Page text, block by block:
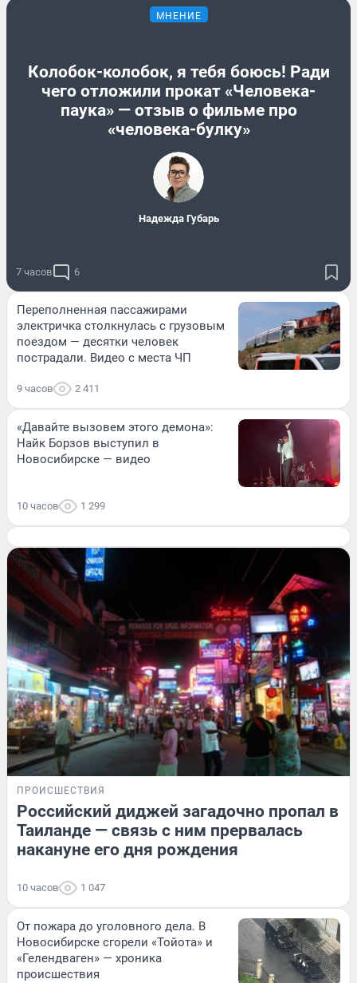
МНЕНИЕ
Колобок-колобок, я тебя боюсь! Ради
чего отложили прокат «Человека-
паука» — отзыв о фильме про
«человека-булку»
Надежда Губарь
7 часов 6
Переполненная пассажирами
электричка столкнулась с грузовым
поездом — десятки человек
пострадали. Видео с места ЧП
9 часов 2 411
«Давайте вызовем этого демона»:
Найк Борзов выступил в
Новосибирске — видео
10 часов 1 299
ПРОИСШЕСТВИЯ
Российский диджей загадочно пропал в
Таиланде — связь с ним прервалась
накануне его дня рождения
10 часов 1 047
От пожара до уголовного дела. В
Новосибирске сгорели «Тойота» и
«Гелендваген» — хроника
происшествия